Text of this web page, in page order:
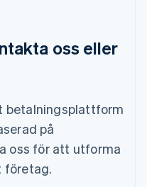
oss eller
betalningsplattform
på
oss för att utforma
företag.